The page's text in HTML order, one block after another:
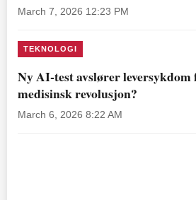
March 7, 2026 12:23 PM
TEKNOLOGI
Ny AI-test avslører
medisinsk revolusjon?
March 6, 2026 8:22 AM